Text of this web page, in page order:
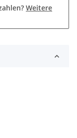
Weitere